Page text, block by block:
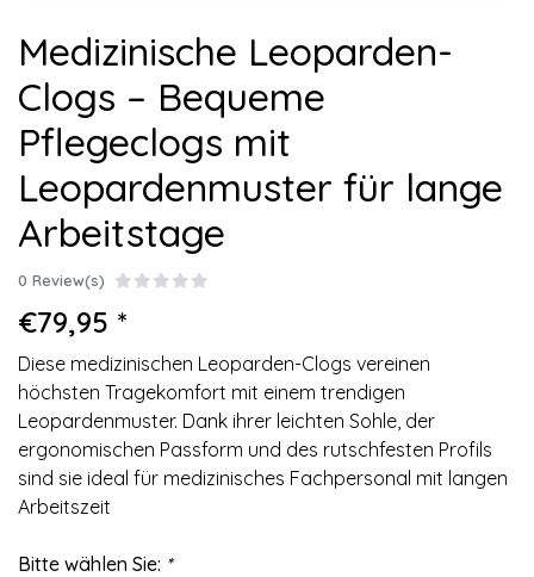
Medizinische Leoparden-
Clogs – Bequeme
Pflegeclogs mit
Leopardenmuster für lange
Arbeitstage
0 Review(s)
€79,95 *
Diese medizinischen Leoparden-Clogs vereinen
höchsten Tragekomfort mit einem trendigen
Leopardenmuster. Dank ihrer leichten Sohle, der
ergonomischen Passform und des rutschfesten Profils
sind sie ideal für medizinisches Fachpersonal mit langen
Arbeitszeit
Bitte wählen Sie: *